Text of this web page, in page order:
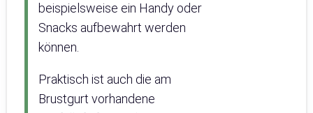
beispielsweise ein Handy oder
Snacks aufbewahrt werden
können.
Praktisch ist auch die am
Brustgurt vorhandene